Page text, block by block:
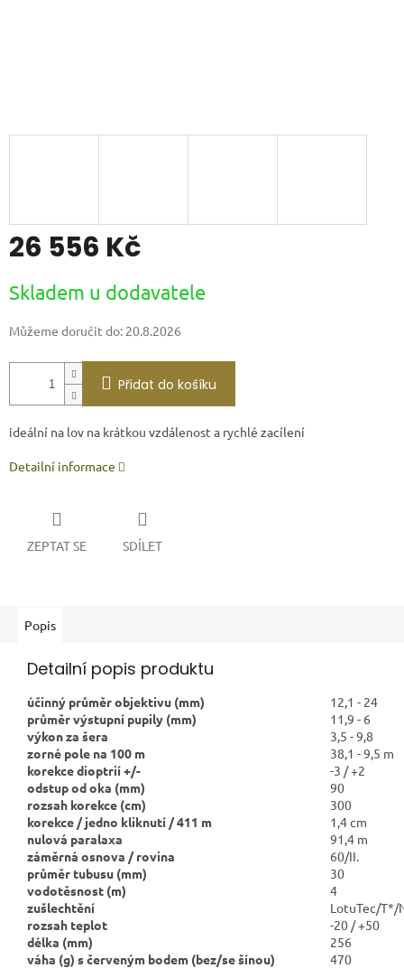
26 556 Kč
cena:
Skladem u dodavatele
Můžeme doručit do: 20.8.2026
Přidat do košíku
ideální na lov na krátkou vzdálenost a rychlé zacílení
Detailní informace
ZEPTAT SE SDÍLET
Popis
Detailní popis produktu
účinný průměr objektivu (mm)
12,1 - 24
průměr výstupní pupily (mm)
11,9 - 6
výkon za šera
3,5 - 9,8
zorné pole na 100 m
38,1 - 9,5 m
korekce dioptrií +/-
-3 / +2
odstup od oka (mm)
90
rozsah korekce (cm)
300
korekce / jedno kliknutí / 411 m
1,4 cm
nulová paralaxa
91,4 m
záměrná osnova / rovina
60/II.
průměr tubusu (mm)
30
vodotěsnost (m)
4
zušlechtění
LotuTec/T*/
rozsah teplot
-20 / +50
délka (mm)
256
váha (g) s červeným bodem (bez/se šínou) 470